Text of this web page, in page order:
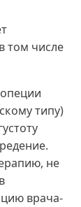
том числе
типу)
не
врача-